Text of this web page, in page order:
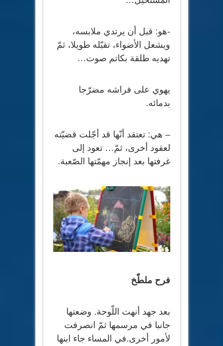
-هو: قبل أن يرتدي ملابسه،
ويشعل الأضواء، تقبّله طويلا، ثمّ
تهديه طلقة بكاتم صوت…
يهوي على فراشه مضرّجا
بدمائه.
– هي: تعتقد أنّها قد أجّلت قضيّته
لعقود أخرى، ثمّ… تعود إلى
غرفتها بعد إنجاز مهمّتها الصّعبة.
فرح ملطّخ
بعد جهد أنهت اللّوحة. وضعتها
جانبا في مرسمها ثمّ انصرفت
لأمور أخرى.في المساء جاء ابنها